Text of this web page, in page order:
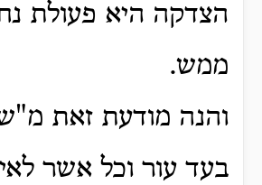
הצדקה היא פעולת
ממש.
והנה מודעת זאת
בעד עור וכל אשר